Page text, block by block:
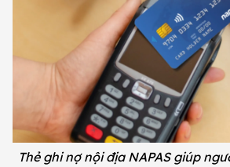
Thẻ ghi nợ nội địa NAPAS giúp